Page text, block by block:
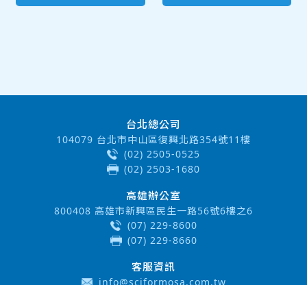
台北總公司
104079 台北市中山區復興北路354號11樓
(02) 2505-0525
(02) 2503-1680
高雄辦公室
800408 高雄市新興區民生一路56號6樓之6
(07) 229-8600
(07) 229-8660
客服資訊
info@sciformosa.com.tw